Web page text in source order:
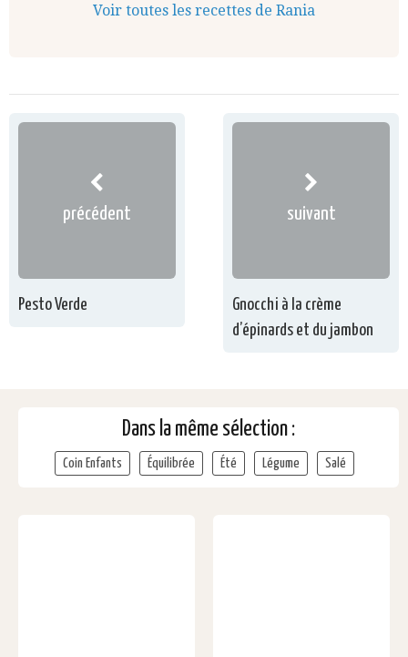
Voir toutes les recettes de Rania
précédent
Pesto Verde
suivant
Gnocchi à la crème
d’épinards et du jambon
Dans la même sélection :
Coin Enfants Équilibrée Été Légume Salé